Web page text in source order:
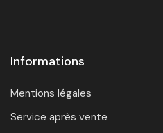
Informations
Mentions légales
Service après vente